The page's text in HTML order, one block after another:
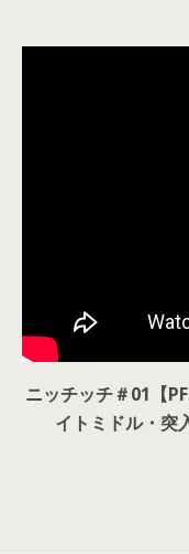
ニッチッチ＃01【
イトミドル・突